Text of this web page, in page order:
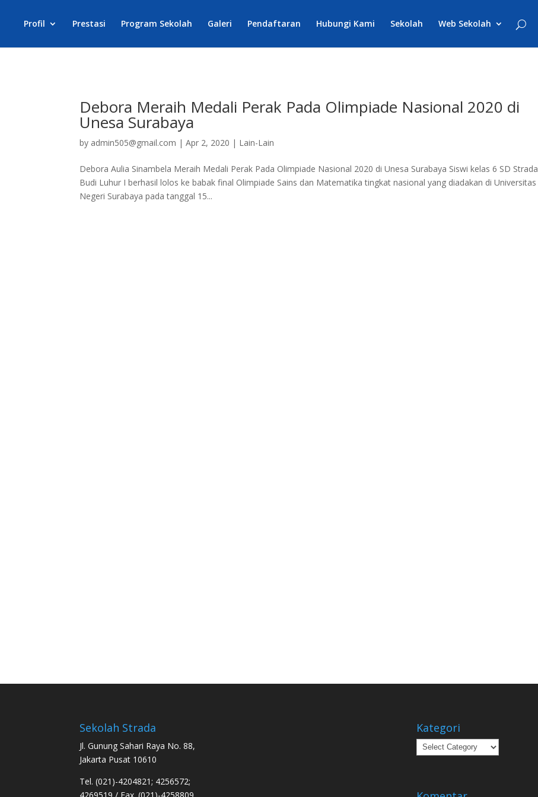
Profil Prestasi Program Sekolah Galeri Pendaftaran Hubungi Kami Sekolah Web Sekolah
Debora Meraih Medali Perak Pada Olimpiade Nasional 2020 di
Unesa Surabaya
by admin505@gmail.com |Apr 2, 2020 | Lain-Lain
Debora Aulia Sinambela Meraih Medali Perak Pada Olimpiade Nasional 2020 di Unesa Surabaya Siswi kelas 6 SD Strada
Budi Luhur I berhasil lolos ke babak final Olimpiade Sains dan Matematika tingkat nasional yang diadakan di Universitas
Negeri Surabaya pada tanggal 15...
Sekolah Strada
Jl. Gunung Sahari Raya No. 88,
Jakarta Pusat 10610
Tel. (021)-4204821; 4256572;
4269519 / Fax. (021)-4258809
Kategori
Kategori